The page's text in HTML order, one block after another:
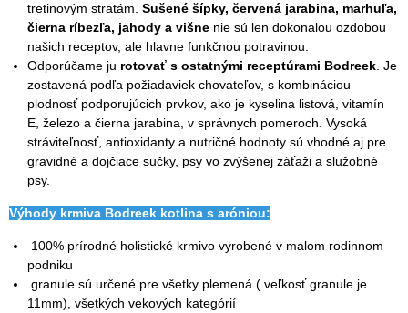
tretinovým stratám. Sušené šípky, červená jarabina, marhuľa,
čierna ríbezľa, jahody a višne nie sú len dokonalou ozdobou
našich receptov, ale hlavne funkčnou potravinou.
Odporúčame ju rotovať s ostatnými receptúrami Bodreek . Je
zostavená podľa požiadaviek chovateľov, s kombináciou
plodnosť podporujúcich prvkov, ako je kyselina listová, vitamín
E, železo a čierna jarabina, v správnych pomeroch. Vysoká
stráviteľnosť, antioxidanty a nutričné hodnoty sú vhodné aj pre
gravidné a dojčiace sučky, psy vo zvýšenej záťaži a služobné
psy.
Výhody krmiva Bodreek kotlina s aróniou:
100% prírodné holistické krmivo vyrobené v malom rodinnom
podniku
granule sú určené pre všetky plemená ( veľkosť granule je
11mm), všetkých vekových kategórií